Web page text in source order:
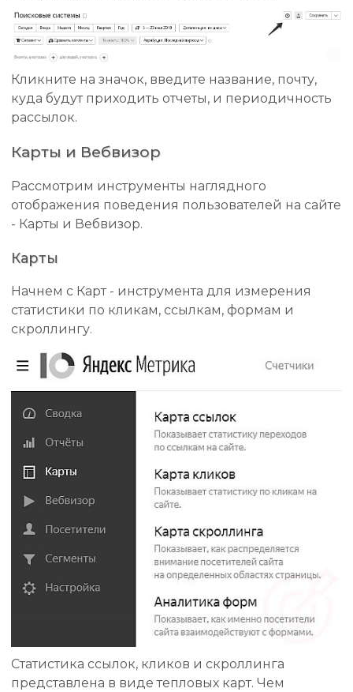
Кликните на значок, введите название, почту,
куда будут приходить отчеты, и периодичность
рассылок.
Карты и Вебвизор
Рассмотрим инструменты наглядного
отображения поведения пользователей на сайте
- Карты и Вебвизор.
Карты
Начнем с Карт - инструмента для измерения
статистики по кликам, ссылкам, формам и
скроллингу.
Статистика ссылок, кликов и скроллинга
представлена в виде тепловых карт. Чем